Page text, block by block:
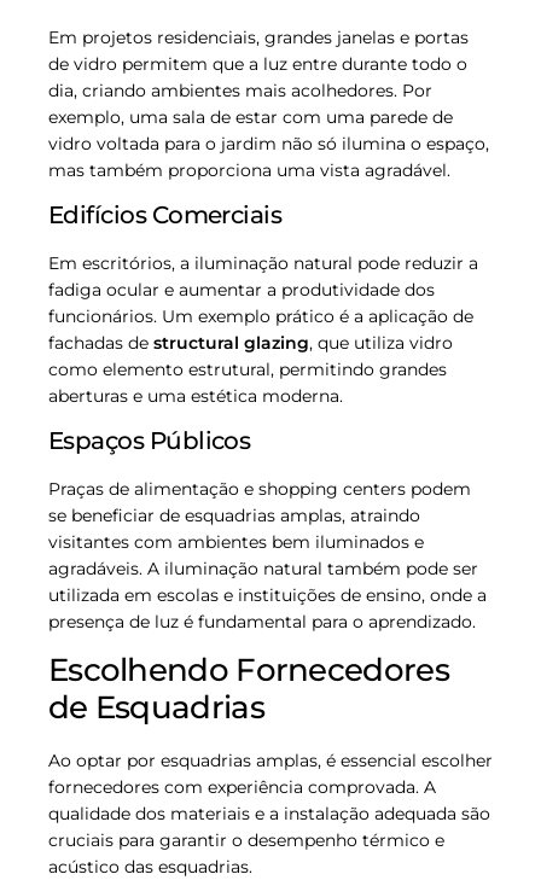
Em projetos residenciais, grandes janelas e portas
de vidro permitem que a luz entre durante todo o
dia, criando ambientes mais acolhedores. Por
exemplo, uma sala de estar com uma parede de
vidro voltada para o jardim não só ilumina o espaço,
mas também proporciona uma vista agradável.
Edifícios Comerciais
Em escritórios, a iluminação natural pode reduzir a
fadiga ocular e aumentar a produtividade dos
funcionários. Um exemplo prático é a aplicação de
fachadas de structural glazing, que utiliza vidro
como elemento estrutural, permitindo grandes
aberturas e uma estética moderna.
Espaços Públicos
Praças de alimentação e shopping centers podem
se beneficiar de esquadrias amplas, atraindo
visitantes com ambientes bem iluminados e
agradáveis. A iluminação natural também pode ser
utilizada em escolas e instituições de ensino, onde a
presença de luz é fundamental para o aprendizado.
Escolhendo Fornecedores
de Esquadrias
Ao optar por esquadrias amplas, é essencial escolher
fornecedores com experiência comprovada. A
qualidade dos materiais e a instalação adequada são
cruciais para garantir o desempenho térmico e
acústico das esquadrias.